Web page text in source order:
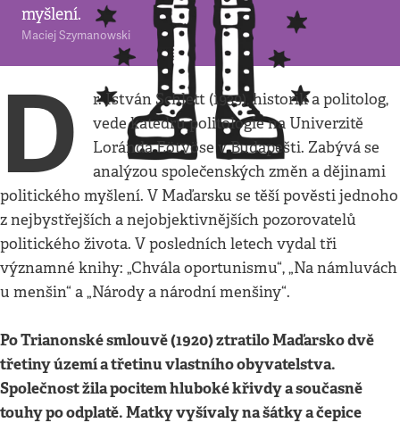
myšlení.
Maciej Szymanowski
D
r. István Schlett (1939), historik a politolog,
vede katedru politologie na Univerzitě
Loránda Eötvöse v Budapešti. Zabývá se
analýzou společenských změn a dějinami
politického myšlení. V Maďarsku se těší pověsti jednoho
z nejbystřejších a nejobjektivnějších pozorovatelů
politického života. V posledních letech vydal tři
významné knihy: „Chvála oportunismu“, „Na námluvách
u menšin“ a „Národy a národní menšiny“.
Po Trianonské smlouvě (1920) ztratilo Maďarsko dvě
třetiny území a třetinu vlastního obyvatelstva.
Společnost žila pocitem hluboké křivdy a současně
touhy po odplatě. Matky vyšívaly na šátky a čepice